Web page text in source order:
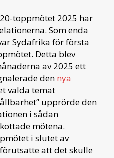
toppmötet 2025 har
Som enda
Sydafrika för första
Detta blev
av 2025 ett
den nya
valda temat
upprörde den
i sådan
mötena.
i slutet av
att det skulle